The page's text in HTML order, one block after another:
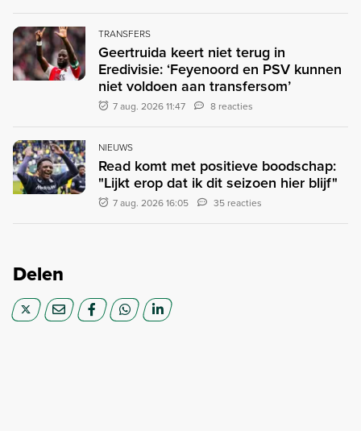
TRANSFERS
Geertruida keert niet terug in
Eredivisie: ‘Feyenoord en PSV kunnen
niet voldoen aan transfersom’
7 aug. 2026 11:47 8 reacties
NIEUWS
Read komt met positieve boodschap:
"Lijkt erop dat ik dit seizoen hier blijf"
7 aug. 2026 16:05 35 reacties
Delen